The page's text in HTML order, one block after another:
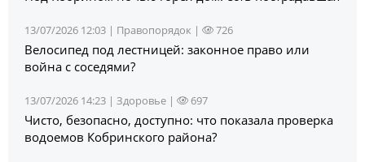
13/07/2026 12:03 | Правопорядок | 726
Велосипед под лестницей: законное право или
война с соседями?
13/07/2026 14:23 | Здоровье | 697
Чисто, безопасно, доступно: что показала проверка
водоемов Кобринского района?